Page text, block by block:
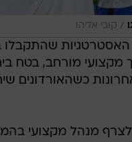
/ קובי אליהו
שהתקבלו
מקצועי מורחב, בטח
כשהאורדונים
לצרף מנהל מקצועי